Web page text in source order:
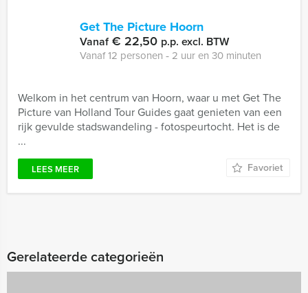
Get The Picture Hoorn
Vanaf€ 22,50 p.p. excl. BTW
Vanaf 12 personen ‐ 2 uur en 30 minuten
Welkom in het centrum van Hoorn, waar u met Get The
Picture van Holland Tour Guides gaat genieten van een
rijk gevulde stadswandeling - fotospeurtocht. Het is de
...
LEES MEER Favoriet
Gerelateerde categorieën